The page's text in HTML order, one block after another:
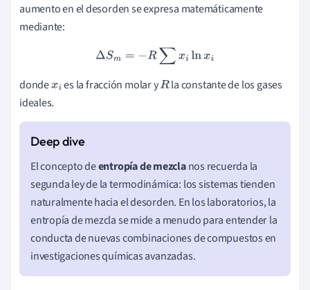
aumento en el desorden se expresa matemáticamente
mediante:
ΔSm=−R ∑x lnxi
dondexi es la fracción molar yR la constante de los gases
ideales.
El concepto deentropía de mezclanos recuerda la
segunda ley de la termodinámica: los sistemas tienden
naturalmente hacia el desorden. En los laboratorios, la
entropía de mezcla se mide a menudo para entender la
conducta de nuevas combinaciones de compuestos en
investigaciones químicas avanzadas.